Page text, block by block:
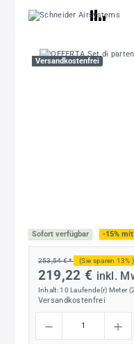
Durchschnittliche
Bildergalerie überspringen
Versandkostenfrei
Sofort verfügbar -15% mit
253,54 € * (Sie sparen 13% )
219,22 € inkl.
Inhalt: 10 Laufende(r) Meter
Versandkostenfrei